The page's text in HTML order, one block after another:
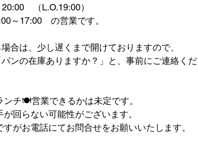
　（L.O.19:00）
17:00　の営業です。
、少し遅くまで開けておりますので、
在庫ありますか？」と、事前にご連絡くだ
🍽営業できるかは未定です。
ない可能性がございます。
電話にてお問合せをお願いいたします。